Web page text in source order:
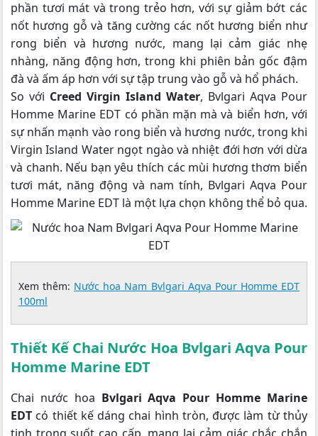
phần tươi mát và trong trẻo hơn, với sự giảm bớt các
nốt hương gỗ và tăng cường các nốt hương biển như
rong biển và hương nước, mang lại cảm giác nhẹ
nhàng, năng động hơn, trong khi phiên bản gốc đậm
đà và ấm áp hơn với sự tập trung vào gỗ và hổ phách.
So với Creed Virgin Island Water, Bvlgari Aqva Pour
Homme Marine EDT có phần mặn mà và biển hơn, với
sự nhấn mạnh vào rong biển và hương nước, trong khi
Virgin Island Water ngọt ngào và nhiệt đới hơn với dừa
và chanh. Nếu bạn yêu thích các mùi hương thơm biển
tươi mát, năng động và nam tính, Bvlgari Aqva Pour
Homme Marine EDT là một lựa chọn không thể bỏ qua.
Xem thêm: Nước hoa Nam Bvlgari Aqva Pour Homme EDT
100ml
Thiết Kế Chai Nước Hoa Bvlgari Aqva Pour
Homme Marine EDT
Chai nước hoa Bvlgari Aqva Pour Homme Marine
EDT có thiết kế dáng chai hình tròn, được làm từ thủy